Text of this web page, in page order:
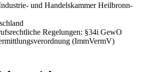
und Handelskammer Heilbronn-
Regelungen: §34i GewO
(ImmVermV)